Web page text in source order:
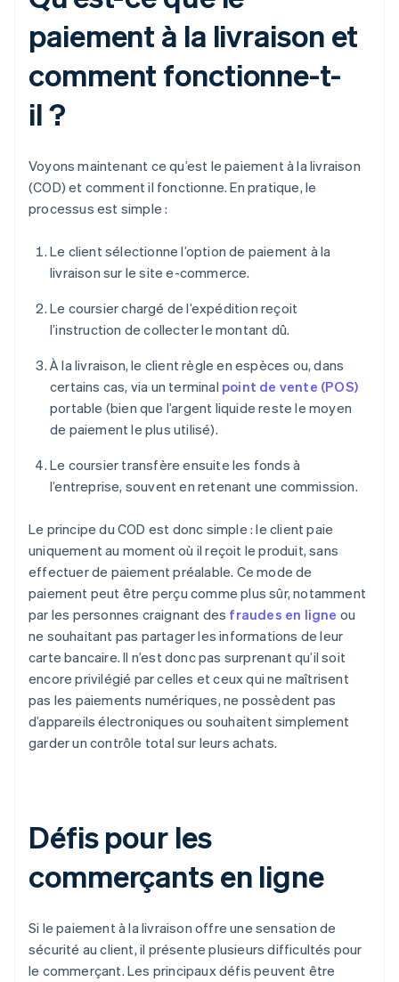
paiement à la livraison et
comment fonctionne-t-
il ?
Voyons maintenant ce qu’est le paiement à la livraison
(COD) et comment il fonctionne. En pratique, le
processus est simple :
Le client sélectionne l’option de paiement à la
livraison sur le site e-commerce.
Le coursier chargé de l’expédition reçoit
l’instruction de collecter le montant dû.
À la livraison, le client règle en espèces ou, dans
certains cas, via un terminal point de vente (POS)
portable (bien que l’argent liquide reste le moyen
de paiement le plus utilisé).
Le coursier transfère ensuite les fonds à
l’entreprise, souvent en retenant une commission.
Le principe du COD est donc simple : le client paie
uniquement au moment où il reçoit le produit, sans
effectuer de paiement préalable. Ce mode de
paiement peut être perçu comme plus sûr, notamment
par les personnes craignant des fraudes en ligne ou
ne souhaitant pas partager les informations de leur
carte bancaire. Il n’est donc pas surprenant qu’il soit
encore privilégié par celles et ceux qui ne maîtrisent
pas les paiements numériques, ne possèdent pas
d’appareils électroniques ou souhaitent simplement
garder un contrôle total sur leurs achats.
Défis pour les
commerçants en ligne
Si le paiement à la livraison offre une sensation de
sécurité au client, il présente plusieurs difficultés pour
le commerçant. Les principaux défis peuvent être